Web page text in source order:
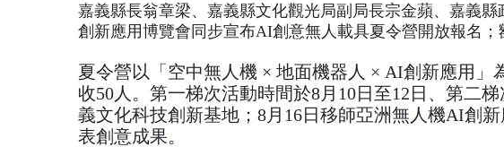
嘉義縣長翁章梁、嘉義縣文化觀光局副局長宗金蘋、嘉義
創新應用博覽會同步宣布AI創意無人載具夏令營開放報名
夏令營以「空中無人機 × 地面機器人 × AI創新應用
收50人。第一梯次活動時間於8月10日至12日、第二
義文化科技創新基地；8月16日移師亞洲無人機AI創
表創意成果。